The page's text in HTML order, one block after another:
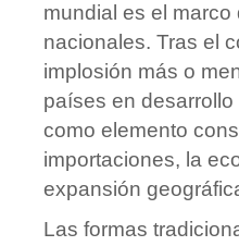
mundial es el
nacionales. Tras el
implosión más o
países en
como elemento
importaciones, la
expansión
Las formas